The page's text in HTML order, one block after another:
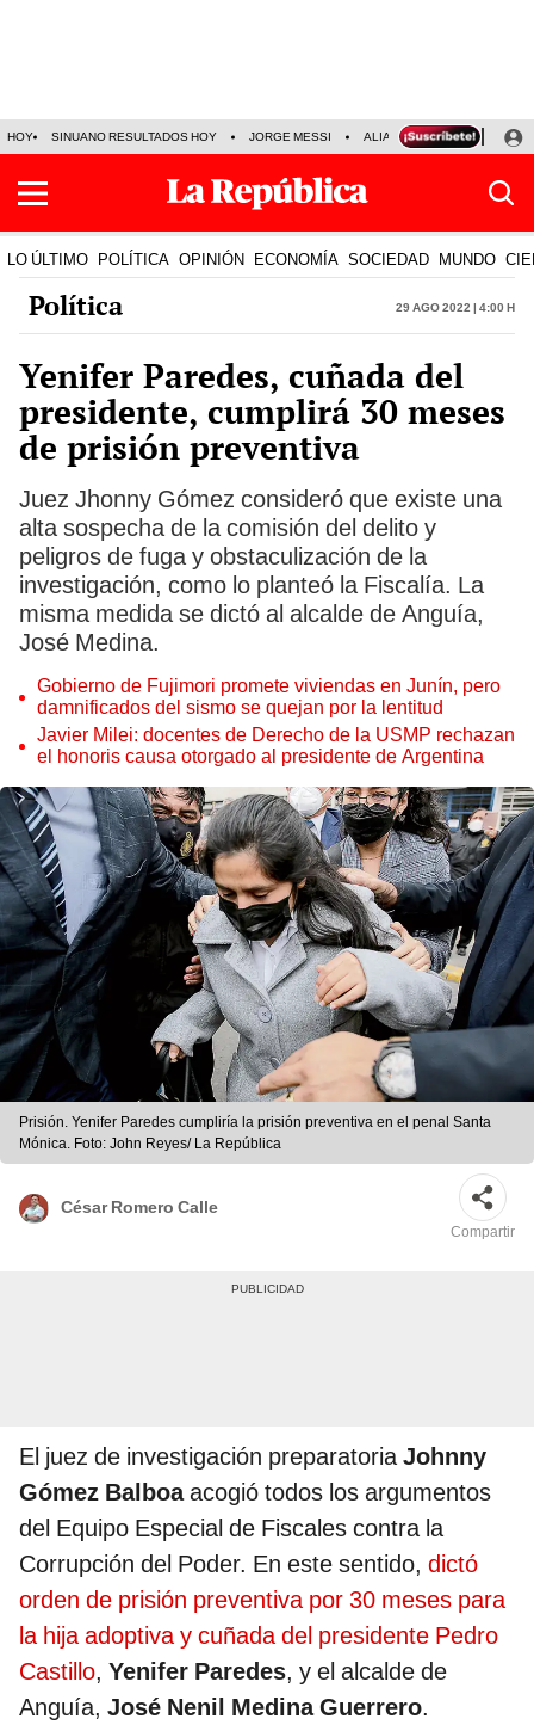
HOY SINUANO RESULTADOS HOY JORGE MESSI ALIANZA LIMA VS SPORT
LO ÚLTIMO POLÍTICA OPINIÓN ECONOMÍA SOCIEDAD MUNDO
Política 29 Ago 2022 | 4:00 h
Yenifer Paredes, cuñada del
presidente, cumplirá 30 meses
de prisión preventiva
Juez Jhonny Gómez consideró que existe una
alta sospecha de la comisión del delito y
peligros de fuga y obstaculización de la
investigación, como lo planteó la Fiscalía. La
misma medida se dictó al alcalde de Anguía,
José Medina.
Gobierno de Fujimori promete viviendas en Junín, pero
damnificados del sismo se quejan por la lentitud
Javier Milei: docentes de Derecho de la USMP rechazan
el honoris causa otorgado al presidente de Argentina
Prisión. Yenifer Paredes cumpliría la prisión preventiva en el penal Santa
Mónica. Foto: John Reyes/ La República
César Romero Calle
Compartir
El juez de investigación preparatoriaJohnny
Gómez Balboaacogió todos los argumentos
del Equipo Especial de Fiscales contra la
Corrupción del Poder. En este sentido, dictó
orden de prisión preventiva por 30 meses para
la hija adoptiva y cuñada del presidente Pedro
Castillo, Yenifer Paredes, y el alcalde de
Anguía, José Nenil Medina Guerrero.